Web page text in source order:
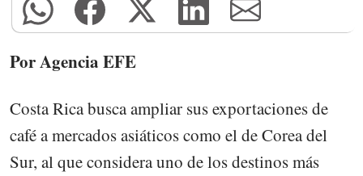
Por Agencia EFE
Costa Rica busca ampliar sus exportaciones de
café a mercados asiáticos como el de Corea del
Sur, al que considera uno de los destinos más